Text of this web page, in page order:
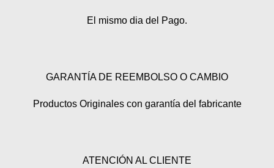
El mismo dia del Pago.
GARANTÍA DE REEMBOLSO O CAMBIO
Productos Originales con garantía del fabricante
ATENCIÓN AL CLIENTE